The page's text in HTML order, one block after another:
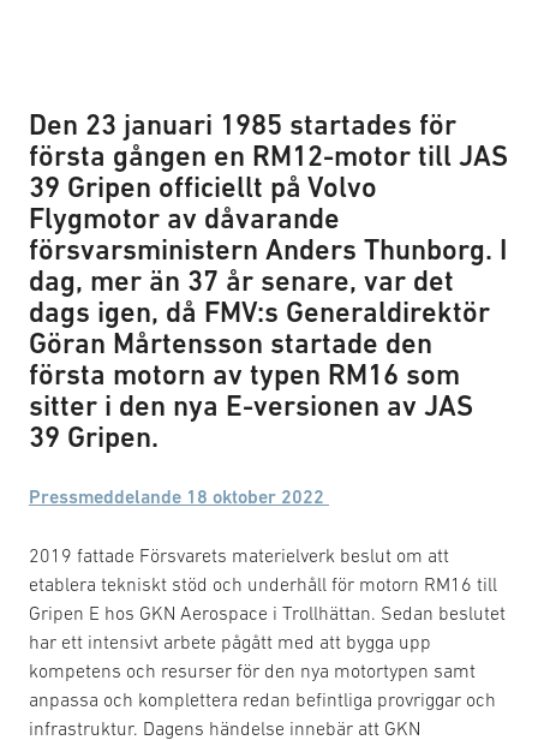
Den 23 januari 1985 startades för
första gången en RM12-motor till JAS
39 Gripen officiellt på Volvo
Flygmotor av dåvarande
försvarsministern Anders Thunborg. I
dag, mer än 37 år senare, var det
dags igen, då FMV:s Generaldirektör
Göran Mårtensson startade den
första motorn av typen RM16 som
sitter i den nya E-versionen av JAS
39 Gripen.
Pressmeddelande 18 oktober 2022
2019 fattade Försvarets materielverk beslut om att
etablera tekniskt stöd och underhåll för motorn RM16 till
Gripen E hos GKN Aerospace i Trollhättan. Sedan beslutet
har ett intensivt arbete pågått med att bygga upp
kompetens och resurser för den nya motortypen samt
anpassa och komplettera redan befintliga provriggar och
infrastruktur. Dagens händelse innebär att GKN